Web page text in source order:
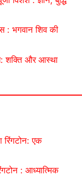
: भगवान शिव की
शक्ति और आस्था
एक
: आध्यात्मिक